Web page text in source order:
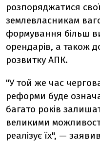
розпоряджатися
землевласникам
формування більш
орендарів, а також
розвитку АПК.
"У той же час
реформи буде
багато років
великими
реалізує їх", —